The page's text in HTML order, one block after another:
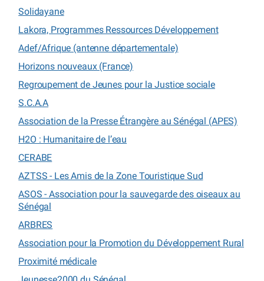
Solidayane
Lakora, Programmes Ressources Développement
Adef/Afrique (antenne départementale)
Horizons nouveaux (France)
Regroupement de Jeunes pour la Justice sociale
S.C.A.A
Association de la Presse Étrangère au Sénégal (APES)
H2O : Humanitaire de l’eau
CERABE
AZTSS - Les Amis de la Zone Touristique Sud
ASOS - Association pour la sauvegarde des oiseaux au
Sénégal
ARBRES
Association pour la Promotion du Développement Rural
Proximité médicale